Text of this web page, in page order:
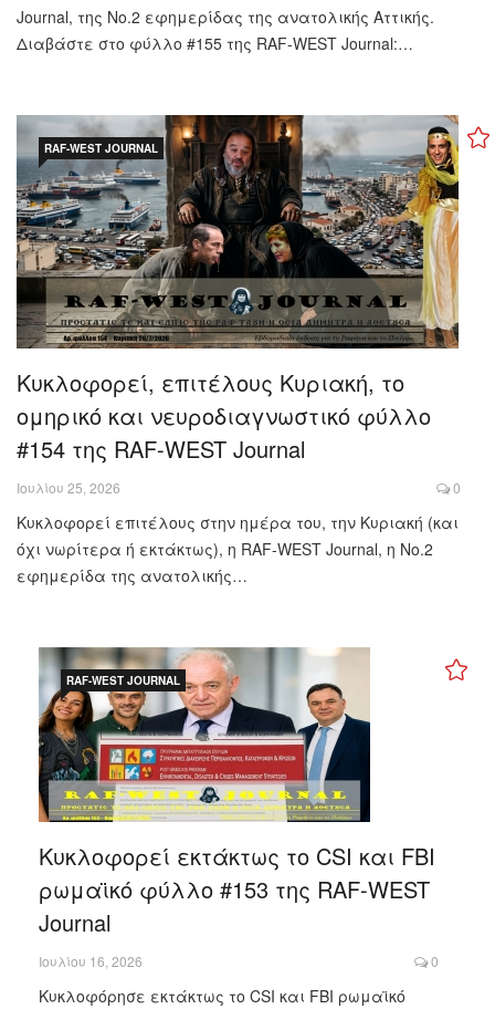
Journal, της Νo.2 εφημερίδας της ανατολικής Αττικής.
Διαβάστε στο φύλλο #155 της RAF-WEST Journal:…
RAF-WEST JOURNAL
Κυκλοφορεί, επιτέλους Κυριακή, το
ομηρικό και νευροδιαγνωστικό φύλλο
#154 της RAF-WEST Journal
Ιουλίου 25, 2026 0
Κυκλοφορεί επιτέλους στην ημέρα του, την Κυριακή (και
όχι νωρίτερα ή εκτάκτως), η RAF-WEST Journal, η Νo.2
εφημερίδα της ανατολικής…
RAF-WEST JOURNAL
Κυκλοφορεί εκτάκτως το CSI και FBI
ρωμαϊκό φύλλο #153 της RAF-WEST
Journal
Ιουλίου 16, 2026 0
Κυκλοφόρησε εκτάκτως το CSI και FBI ρωμαϊκό